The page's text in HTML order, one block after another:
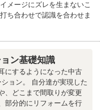
メージにズレを生まないこ
ち合わせで認識を合わせま
ン基礎知識
にするようになった中古
ョン。 自分達が実現した
、どこまで間取りが変更
部分的にリフォームを行